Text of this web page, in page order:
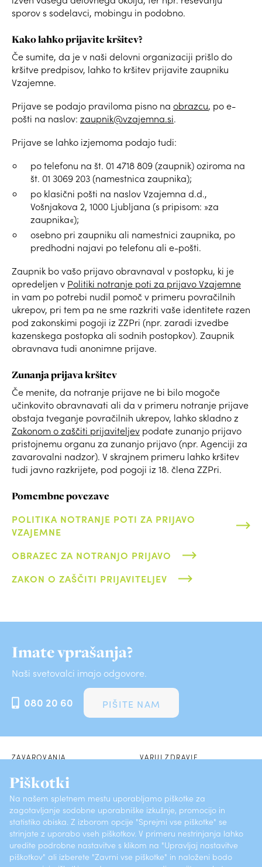
Piškotki
Na našem spletnem mestu uporabljamo piškotke za
zagotavljanje sodobne uporabniške izkušnje, promocijo in
statistiko obiska. Z izborom opcije "Sprejmi vse piškotke" se
strinjate z uporabo vseh piškotkov. V primeru nestrinjanja lahko
uredite podrobne nastavitve s klikom na "Upravljaj nastavitve
piškotkov" ali izberete "Zavrni vse piškotke" in naloženi bodo
sporov s sodelavci, mobingu in podobno.
Kako lahko prijavite kršitev?
Če sumite, da je v naši delovni organizaciji prišlo do
kršitve predpisov, lahko to kršitev prijavite zaupniku
Vzajemne.
Prijave se podajo praviloma pisno na obrazcu, po e-
pošti na naslov: zaupnik@vzajemna.si.
Prijave se lahko izjemoma podajo tudi:
po telefonu na št. 01 4718 809 (zaupnik) oziroma na
št. 01 3069 203 (namestnica zaupnika);
po klasični pošti na naslov Vzajemna d.d.,
Vošnjakova 2, 1000 Ljubljana (s pripisom: »za
zaupnika«);
osebno pri zaupniku ali namestnici zaupnika, po
predhodni najavi po telefonu ali e-pošti.
Zaupnik bo vašo prijavo obravnaval v postopku, ki je
opredeljen v Politiki notranje poti za prijavo Vzajemne
in vam po potrebi nudil pomoč v primeru povračilnih
ukrepov, pri tem pa ne sme razkriti vaše identitete razen
pod zakonskimi pogoji iz ZZPri (npr. zaradi izvedbe
kazenskega postopka ali sodnih postopkov). Zaupnik
obravnava tudi anonimne prijave.
Zunanja prijava kršitev
Če menite, da notranje prijave ne bi bilo mogoče
učinkovito obravnavati ali da v primeru notranje prijave
obstaja tveganje povračilnih ukrepov, lahko skladno z
Zakonom o zaščiti prijaviteljev podate zunanjo prijavo
pristojnemu organu za zunanjo prijavo (npr. Agenciji za
zavarovalni nadzor). V skrajnem primeru lahko kršitev
tudi javno razkrijete, pod pogoji iz 18. člena ZZPri.
Pomembne povezave
POLITIKA NOTRANJE POTI ZA PRIJAVO
VZAJEMNE
OBRAZEC ZA NOTRANJO PRIJAVO
ZAKON O ZAŠČITI PRIJAVITELJEV
Imate vprašanja?
Naši svetovalci imajo odgovore.
080 20 60 PIŠITE NAM
ZAVAROVANJA VARUJ ZDRAVJE
POSLOVALNICE
O ZAVAROVALNICI KONTAKTI
PRIJAVI ŠKODO POGOSTA VPRAŠANJA